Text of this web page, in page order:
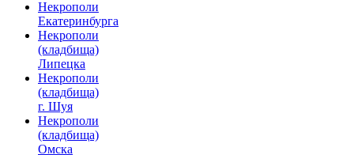
Некрополи
Екатеринбурга
Некрополи
(кладбища)
Липецка
Некрополи
(кладбища)
г. Шуя
Некрополи
(кладбища)
Омска